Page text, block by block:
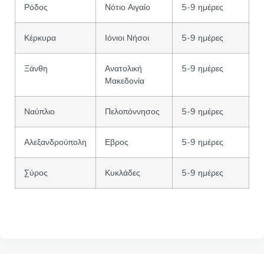
Ρόδος Νότιο Αιγαίο 5-9 ημέρες
Κέρκυρα Ιόνιοι Νήσοι 5-9 ημέρες
Ξάνθη
Ανατολική
Μακεδονία
5-9 ημέρες
Ναύπλιο Πελοπόννησος 5-9 ημέρες
Αλεξανδρούπολη Εβρος 5-9 ημέρες
Σύρος Κυκλάδες 5-9 ημέρες